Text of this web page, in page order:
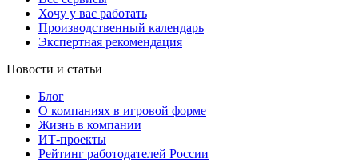
Хочу у вас работать
Производственный календарь
Экспертная рекомендация
Новости и статьи
Блог
О компаниях в игровой форме
Жизнь в компании
ИТ-проекты
Рейтинг работодателей России